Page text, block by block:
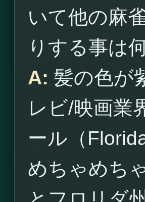
いて他の麻
りする事は
A: 髪の色が
レビ/映画業
ール（
めちゃめち